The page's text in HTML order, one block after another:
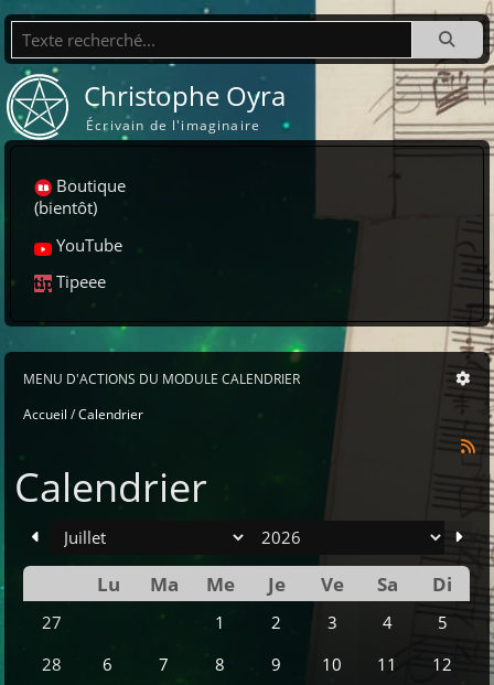
Recherche
Christophe Oyra
Écrivain de l'imaginaire
Boutique
(bientôt)
YouTube
Tipeee
MENU D'ACTIONS DU MODULE CALENDRIER
Accueil Calendrier
Calendrier
Se Lu Ma Me Je Ve Sa Di
27 1 2 3 4
5
28
6 7 8 9 10 11
12